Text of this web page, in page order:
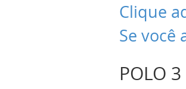
Clique
Se você
POLO 3